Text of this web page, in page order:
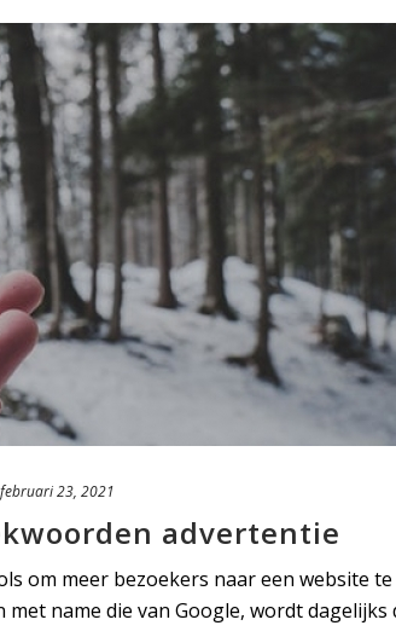
februari 23, 2021
advertentie
om meer bezoekers naar een website te
met name die van Google, wordt dagelijks